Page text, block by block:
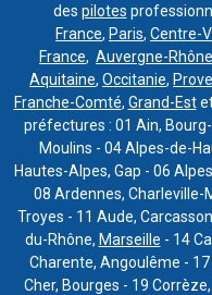
des pilotes
France, Paris, Centre-
France, Auvergne-
Aquitaine, Occitanie,
Franche-Comté, Grand-Est
préfectures : 01 Ain,
Moulins - 04 Alpes-de-
Hautes-Alpes, Gap - 06
08 Ardennes, Charleville-
Troyes - 11 Aude,
du-Rhône, Marseille - 14
Charente, Angoulême -
Cher, Bourges - 19